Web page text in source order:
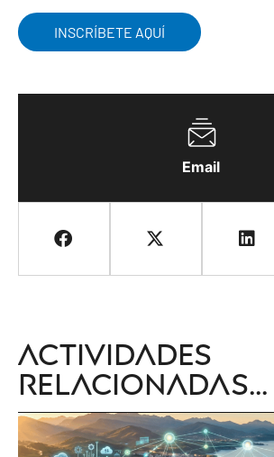
Email
INSCRÍBETE AQUÍ
Actividades
relacionadas...